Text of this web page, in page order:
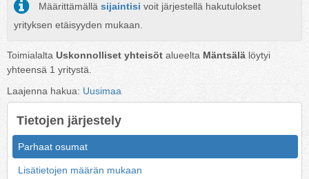
Määrittämällä sijaintisi voit järjestellä hakutulokset
yrityksen etäisyyden mukaan.
Toimialalta Uskonnolliset yhteisöt alueelta Mäntsälä löytyi
yhteensä 1 yritystä.
Laajenna hakua: Uusimaa
Tietojen järjestely
Parhaat osumat
Lisätietojen määrän mukaan